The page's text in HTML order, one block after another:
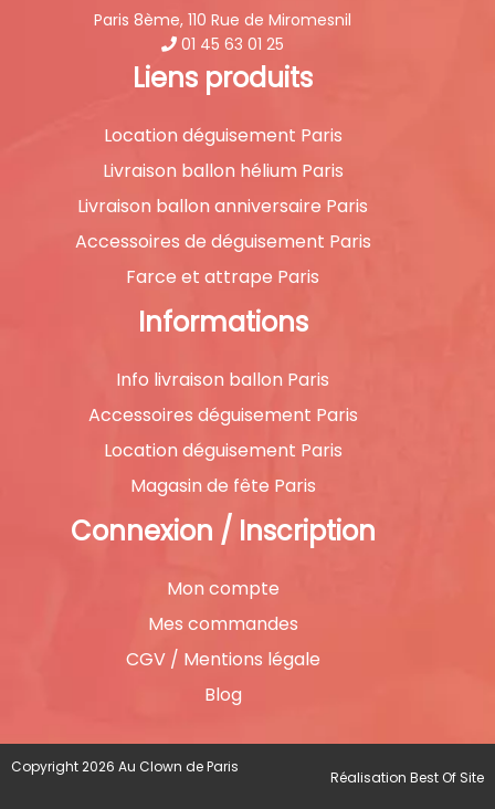
Paris 8ème, 110 Rue de Miromesnil
01 45 63 01 25
Liens produits
Location déguisement Paris
Livraison ballon hélium Paris
Livraison ballon anniversaire Paris
Accessoires de déguisement Paris
Farce et attrape Paris
Informations
Info livraison ballon Paris
Accessoires déguisement Paris
Location déguisement Paris
Magasin de fête Paris
Connexion / Inscription
Mon compte
Mes commandes
CGV / Mentions légale
Blog
Copyright 2026 Au Clown de Paris
Réalisation Best Of Site